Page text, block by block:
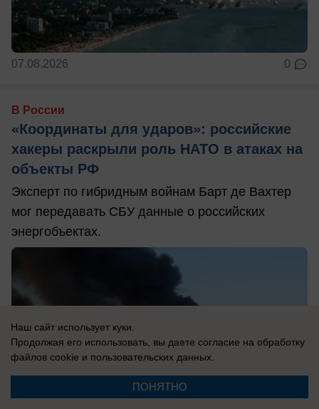
07.08.2026 0
В России
«Координаты для ударов»: российские
хакеры раскрыли роль НАТО в атаках на
объекты РФ
Эксперт по гибридным войнам Барт де Вахтер
мог передавать СБУ данные о российских
энергобъектах.
Наш сайт использует куки.
Продолжая его использовать, вы даете согласие на обработку
файлов cookie и пользовательских данных.
ПОНЯТНО